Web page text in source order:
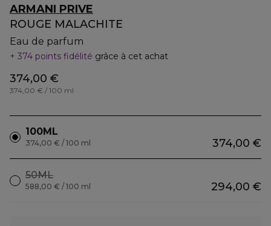
ARMANI PRIVE
ROUGE MALACHITE
Eau de parfum
374 points fidélité grâce à cet achat
374,00 €
374,00 € / 100 ml
100ML
374,00 €
374,00 € / 100 ml
50ML
294,00 €
588,00 € / 100 ml